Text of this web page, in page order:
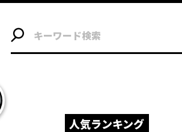
人気ランキング